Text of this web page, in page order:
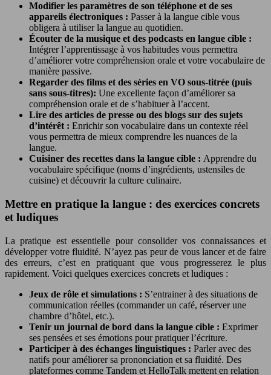
Modifier les paramètres de son téléphone et de ses
appareils électroniques : Passer à la langue cible vous
obligera à utiliser la langue au quotidien.
Écouter de la musique et des podcasts en langue cible :
Intégrer l’apprentissage à vos habitudes vous permettra
d’améliorer votre compréhension orale et votre vocabulaire de
manière passive.
Regarder des films et des séries en VO sous-titrée (puis
sans sous-titres): Une excellente façon d’améliorer sa
compréhension orale et de s’habituer à l’accent.
Lire des articles de presse ou des blogs sur des sujets
d’intérêt : Enrichir son vocabulaire dans un contexte réel
vous permettra de mieux comprendre les nuances de la
langue.
Cuisiner des recettes dans la langue cible : Apprendre du
vocabulaire spécifique (noms d’ingrédients, ustensiles de
cuisine) et découvrir la culture culinaire.
Mettre en pratique la langue : des exercices concrets
et ludiques
La pratique est essentielle pour consolider vos connaissances et
développer votre fluidité. N’ayez pas peur de vous lancer et de faire
des erreurs, c’est en pratiquant que vous progresserez le plus
rapidement. Voici quelques exercices concrets et ludiques :
Jeux de rôle et simulations : S’entrainer à des situations de
communication réelles (commander un café, réserver une
chambre d’hôtel, etc.).
Tenir un journal de bord dans la langue cible : Exprimer
ses pensées et ses émotions pour pratiquer l’écriture.
Participer à des échanges linguistiques : Parler avec des
natifs pour améliorer sa prononciation et sa fluidité. Des
plateformes comme Tandem et HelloTalk mettent en relation